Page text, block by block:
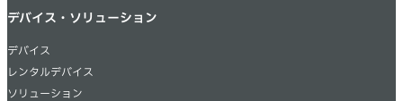
デバイス・ソリューション
デバイス
レンタルデバイス
ソリューション